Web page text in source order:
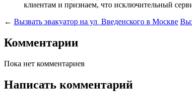
клиентам и признаем, что исключительный
← Вызвать эвакуатор на ул Введенского в Москве
Комментарии
Пока нет комментариев
Написать комментарий